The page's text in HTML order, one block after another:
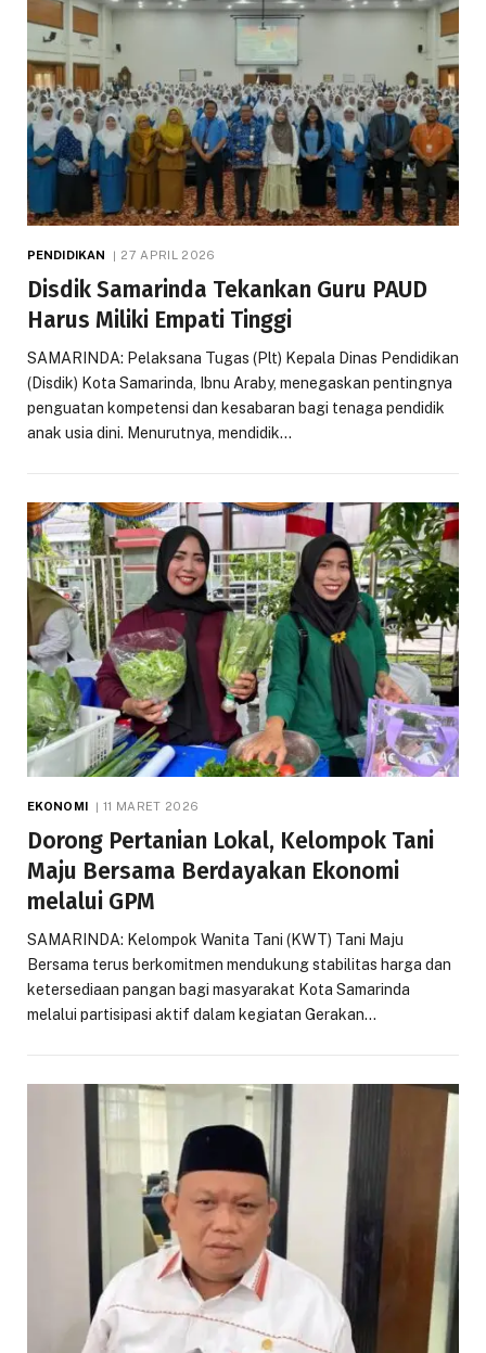
PENDIDIKAN 27 APRIL 2026
Disdik Samarinda Tekankan Guru PAUD
Harus Miliki Empati Tinggi
SAMARINDA: Pelaksana Tugas (Plt) Kepala Dinas Pendidikan
(Disdik) Kota Samarinda, Ibnu Araby, menegaskan pentingnya
penguatan kompetensi dan kesabaran bagi tenaga pendidik
anak usia dini. Menurutnya, mendidik…
EKONOMI 11 MARET 2026
Dorong Pertanian Lokal, Kelompok Tani
Maju Bersama Berdayakan Ekonomi
melalui GPM
SAMARINDA: Kelompok Wanita Tani (KWT) Tani Maju
Bersama terus berkomitmen mendukung stabilitas harga dan
ketersediaan pangan bagi masyarakat Kota Samarinda
melalui partisipasi aktif dalam kegiatan Gerakan…